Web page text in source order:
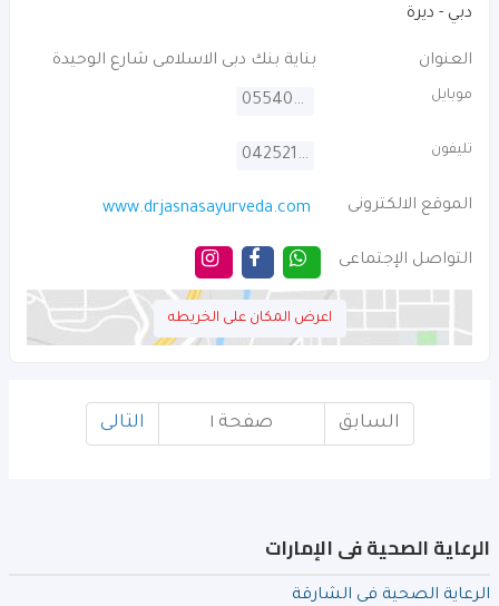
دبي - ديرة
العنوان بناية بنك دبى الاسلامى شارع الوحيدة
موبايل 0554009339
تليفون 042521010
الموقع الالكترونى www.drjasnasayurveda.com
التواصل الإجتماعى
اعرض المكان على الخريطه
السابق صفحة ١ التالى
الرعاية الصحية فى الإمارات
الرعاية الصحية فى الشارقة